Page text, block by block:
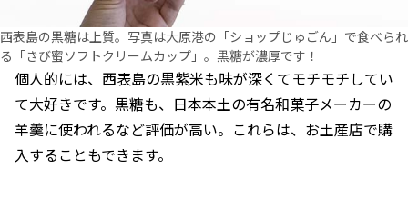
西表島の黒糖は上質。写真は大原港の「ショップじゅごん」で食べられ
る「きび蜜ソフトクリームカップ」。黒糖が濃厚です！
個人的には、西表島の黒紫米も味が深くてモチモチしてい
て大好きです。黒糖も、日本本土の有名和菓子メーカーの
羊羹に使われるなど評価が高い。これらは、お土産店で購
入することもできます。